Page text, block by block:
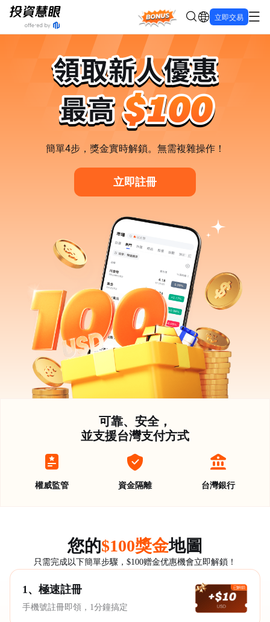
Bonus 立即交易
簡單4步，獎金實時解鎖。無需複雜操作！
立即註冊
可靠、安全，
並支援台灣支付方式
權威監管 資金隔離 台灣銀行
您的$100獎金地圖
只需完成以下簡單步驟，$100赠金优惠機會立即解鎖！
1、極速註冊
手機號註冊即領，1分鐘搞定
已解鎖